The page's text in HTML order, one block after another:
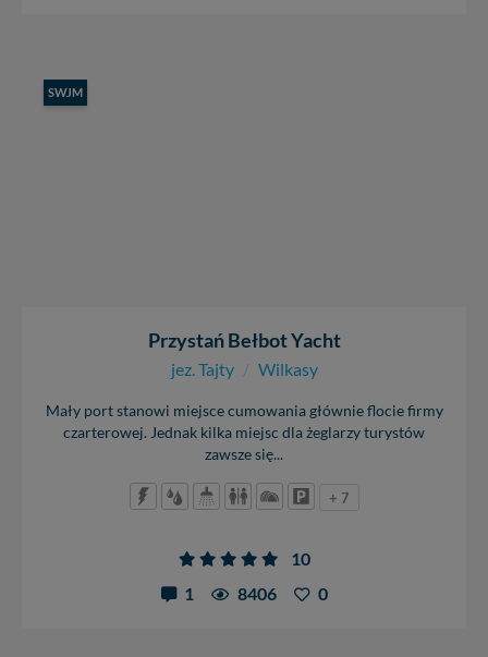
SWJM
Przystań Bełbot Yacht
jez. Tajty / Wilkasy
Mały port stanowi miejsce cumowania głównie flocie firmy
czarterowej. Jednak kilka miejsc dla żeglarzy turystów
zawsze się...
+ 7
10
1
8406 0